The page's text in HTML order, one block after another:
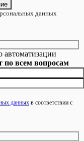
данных
по всем вопросам
данных в соответствии с